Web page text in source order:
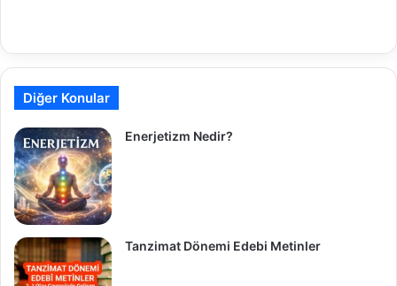
Diğer Konular
Enerjetizm Nedir?
Tanzimat Dönemi Edebi Metinler